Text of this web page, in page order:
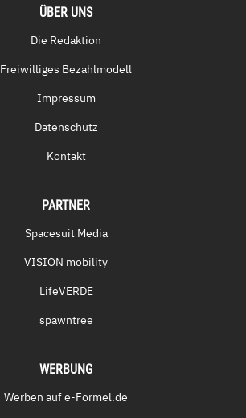
ÜBER UNS
Die Redaktion
Freiwilliges Bezahlmodell
Impressum
Datenschutz
Kontakt
PARTNER
Spacesuit Media
VISION mobility
LifeVERDE
spawntree
WERBUNG
Werben auf e-Formel.de